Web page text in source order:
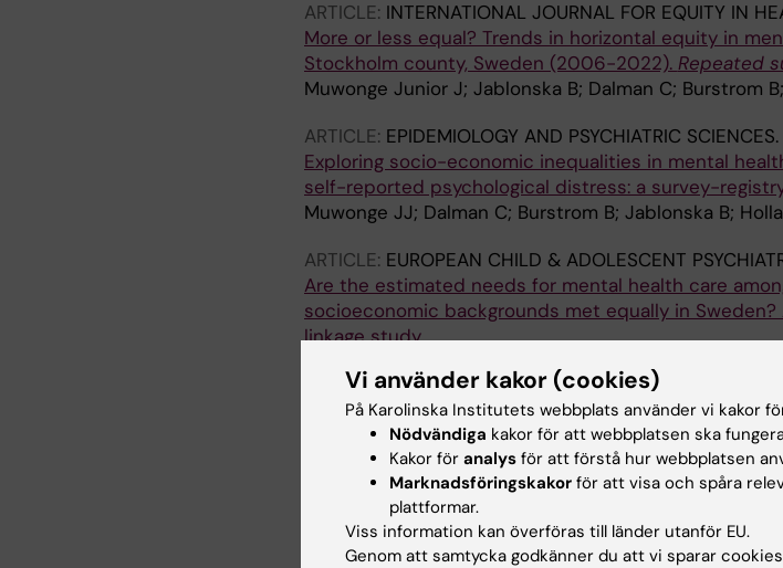
ARTICLE: INTERNATIONAL JOURNAL FOR EQUITY IN
More or less equal? Trends in horizontal equity in
Stockholm county, Sweden (2006-2022). Repeated
Muwonge Junior J; Jablonska B; Dalman C; Burstrom
ARTICLE: EPIDEMIOLOGY AND PSYCHIATRIC SCIENCES.
Exploring socio-economic inequalities in mental
self-reported psychological distress: a survey-
Muwonge JJ; Dalman C; Burstrom B; Jablonska B;
ARTICLE: EUROPEAN CHILD & ADOLESCENT
Are the estimated needs for mental health care
socioeconomic backgrounds met equally in
linkage study
ARTICLE:INTERNATIONAL JOURNAL OF METHODS IN
2024;33(3):e2033
Measuring psychological distress using the 12-item
the six-item Kessler psychological distress scale.
equipercentile equating of the two scales
Lundin A; Muwonge JJ; Lalouni M; Ahlen J
Vi använder kakor (cookies)
På Karolinska Institutets webbplats använder vi kakor
Nödvändiga kakor för att webbplatsen ska
Kakor för analys för att förstå hur webbplatsen
Marknadsföringskakor för att visa och spåra
plattformar.
Viss information kan överföras till länder utanför EU.
Genom att samtycka godkänner du att vi sparar